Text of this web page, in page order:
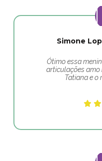
Simone
Ótimo essa
articulações amo
Tatiana e o